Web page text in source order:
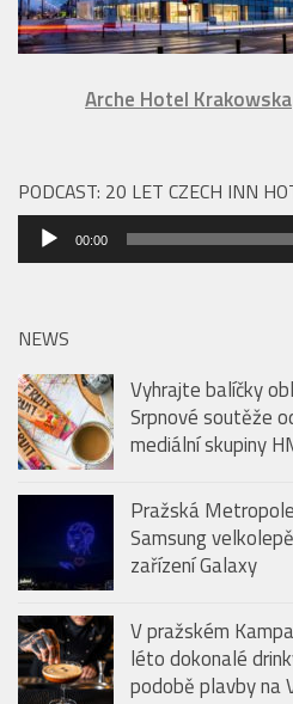
Arche Hotel Krakowska
PODCAST: 20 LET CZECH INN
Audio
přehrávač
00:00
NEWS
Vyhrajte balíčky
Srpnové soutěže
mediální skupiny
Pražská
Samsung
zařízení Galaxy
V pražském
léto dokonalé
podobě plavby na